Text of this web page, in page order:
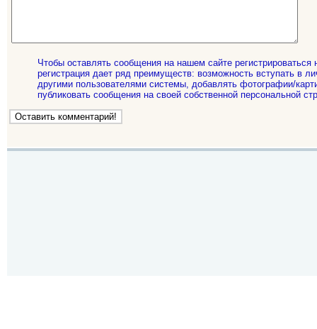
Чтобы оставлять сообщения на нашем сайте регистрироваться
регистрация дает ряд преимуществ: возможность вступать в
другими пользователями системы, добавлять фотографии/
публиковать сообщения на своей собственной персональной